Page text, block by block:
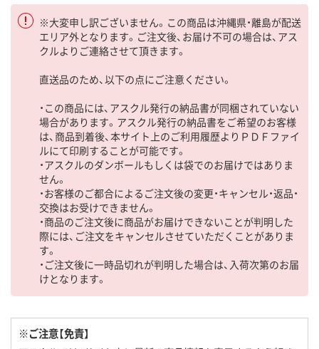
※大変申し訳ございません。この商品は沖縄県・離島が配送
エリア外となります。ご注文後、お届け不可の場合は、アス
クルよりご連絡させて頂きます。
直送品のため、以下の点にご注意ください。
・この商品には、アスクル発行の納品書が同梱されていない
場合があります。アスクル発行の納品書をご希望のお客様
は、商品到着後、本サイト上のご利用履歴よりＰＤＦファイ
ルにて印刷することが可能です。
・アスクルのダンボールもしくは袋でのお届けではありま
せん。
・お客様のご都合によるご注文後の変更・キャンセル・返品・
交換はお受けできません。
・商品のご注文後に商品がお届けできないことが判明した
際には、ご注文をキャンセルさせていただくことがありま
す。
・ご注文後に一時品切れが判明した場合は、入荷次第のお届
けとなります。
※ご注意【免責】